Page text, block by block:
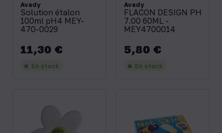
Avady
Solution étalon
100ml pH4 MEY-
470-0029
Prix
11,30 €
En stock
Avady
FLACON DESIGN PH
7.00 60ML -
MEY4700014
Prix
5,80 €
En stock